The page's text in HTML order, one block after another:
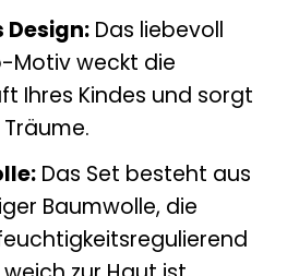
Das liebevoll
Motiv weckt die
Ihres Kindes und sorgt
Das Set besteht aus
Baumwolle, die